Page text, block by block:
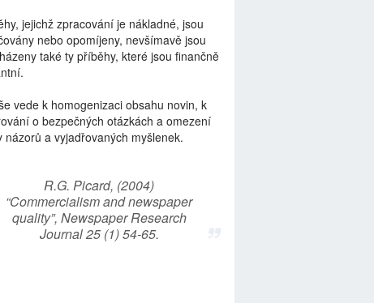
jejichž zpracování je nákladné, jsou
nebo opomíjeny, nevšímavě jsou
také ty příběhy, které jsou finančně
vede k homogenizaci obsahu novin, k
o bezpečných otázkách a omezení
názorů a vyjadřovaných myšlenek.
R.G. Picard, (2004)
“Commercialism and newspaper
quality”, Newspaper Research
Journal 25 (1) 54-65.